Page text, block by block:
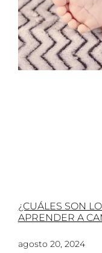
¿CUÁLES SON
APRENDER A
agosto 20, 2024